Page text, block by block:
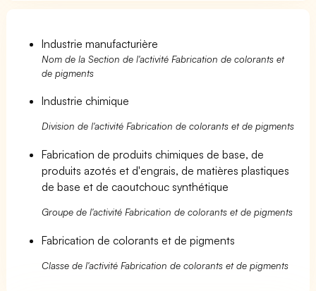
Industrie manufacturière
Nom de la Section de l'activité Fabrication de colorants et
de pigments
Industrie chimique
Division de l'activité Fabrication de colorants et de pigments
Fabrication de produits chimiques de base, de
produits azotés et d'engrais, de matières plastiques
de base et de caoutchouc synthétique
Groupe de l'activité Fabrication de colorants et de pigments
Fabrication de colorants et de pigments
Classe de l'activité Fabrication de colorants et de pigments